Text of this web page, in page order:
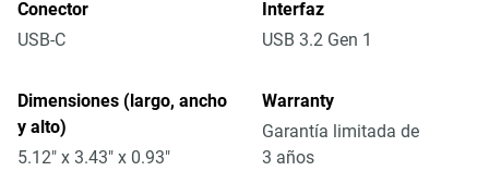
Conector
USB-C
Interfaz
USB 3.2 Gen 1
Dimensiones (largo, ancho
y alto)
5.12" x 3.43" x 0.93"
Warranty
Garantía limitada de
3 años